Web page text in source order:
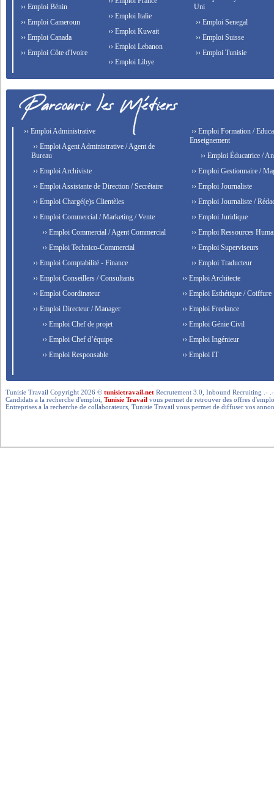
›› Emploi Bénin
›› Emploi Cameroun
›› Emploi Canada
›› Emploi Côte d'Ivoire
›› Emploi Italie
›› Emploi Kuwait
›› Emploi Lebanon
›› Emploi Libye
Uni
›› Emploi Senegal
›› Emploi Suisse
›› Emploi Tunisie
›› Emploi Administrative
›› Emploi Agent Administrative / Agent de
Bureau
›› Emploi Archiviste
›› Emploi Assistante de Direction / Secrétaire
›› Emploi Chargé(e)s Clientèles
›› Emploi Commercial / Marketing / Vente
›› Emploi Commercial / Agent Commercial
›› Emploi Technico-Commercial
›› Emploi Comptabilité - Finance
›› Emploi Conseillers / Consultants
›› Emploi Coordinateur
›› Emploi Directeur / Manager
›› Emploi Chef de projet
›› Emploi Chef d’équipe
›› Emploi Responsable
›› Emploi Formation /
Enseignement
›› Emploi Éducatrice /
›› Emploi Gestionnaire /
›› Emploi Journaliste
›› Emploi Journaliste /
›› Emploi Juridique
›› Emploi Ressources
›› Emploi Superviseurs
›› Emploi Traducteur
›› Emploi Architecte
›› Emploi Esthétique / Coiffure
›› Emploi Freelance
›› Emploi Génie Civil
›› Emploi Ingénieur
›› Emploi IT
Tunisie Travail Copyright 2026 ©tunisietravail.net Recrutement 3.0, Inbound Recruiting .-
Candidats a la recherche d'emploi,Tunisie Travail vous permet de retrouver des offres
Entreprises a la recherche de collaborateurs, Tunisie Travail vous permet de diffuser vos